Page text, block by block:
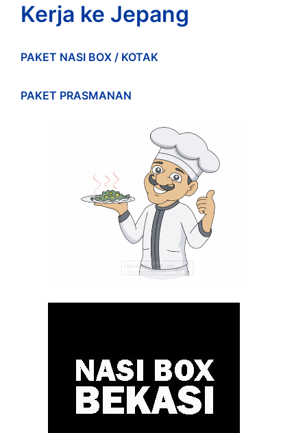
Kerja ke Jepang
PAKET NASI BOX / KOTAK
PAKET PRASMANAN